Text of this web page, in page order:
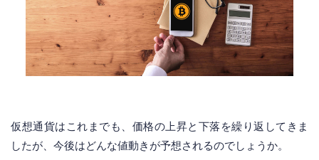
仮想通貨はこれまでも、価格の上昇と下落を繰り返してきま
したが、今後はどんな値動きが予想されるのでしょうか。